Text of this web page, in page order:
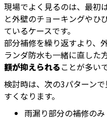
現場でよく見るのは、最初
と外壁のチョーキングやひ
ているケースです。
部分補修を繰り返すより、
ランダ防水も一緒に直した
額が抑えられることが多い
検討時は、次の3パターン
すくなります。
雨漏り部分の補修のみ